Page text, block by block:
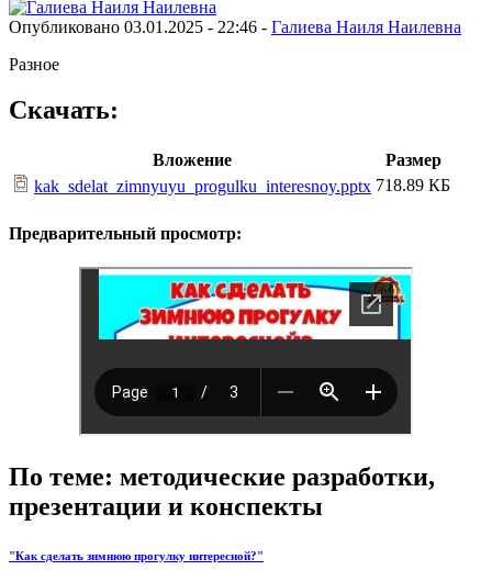
Опубликовано 03.01.2025 - 22:46 - Галиева Наиля Наилевна
Разное
Скачать:
Вложение
Размер
kak_sdelat_zimnyuyu_progulku_interesnoy.pptx 718.89 КБ
Предварительный просмотр:
По теме: методические разработки,
презентации и конспекты
"Как сделать зимнюю прогулку интересной?"